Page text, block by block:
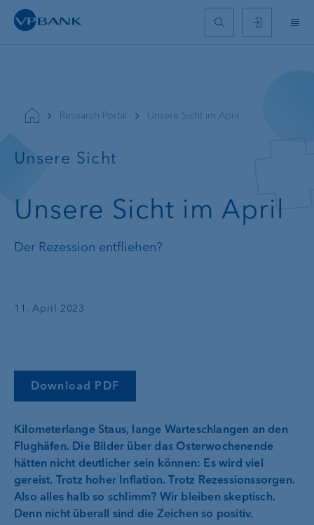
Research-Portal Unsere Sicht im April
Unsere Sicht
Unsere Sicht im April
Der Rezession entfliehen?
11. April 2023
Download PDF
Kilometerlange Staus, lange Warteschlangen an den
Flughäfen. Die Bilder über das Osterwochenende
hätten nicht deutlicher sein können: Es wird viel
gereist. Trotz hoher Inflation. Trotz Rezessionssorgen.
Also alles halb so schlimm? Wir bleiben skeptisch.
Denn nicht überall sind die Zeichen so positiv.